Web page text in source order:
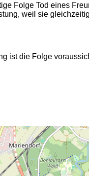
Folge Tod eines
weil sie
ist die Folge